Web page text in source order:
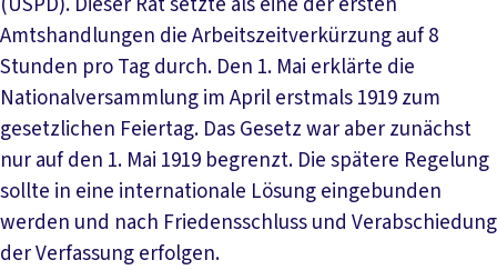
Amtshandlungen die Arbeitszeitverkürzung auf 8
Stunden pro Tag durch. Den 1. Mai erklärte die
Nationalversammlung im April erstmals 1919 zum
gesetzlichen Feiertag. Das Gesetz war aber zunächst
nur auf den 1. Mai 1919 begrenzt. Die spätere Regelung
sollte in eine internationale Lösung eingebunden
werden und nach Friedensschluss und Verabschiedung
der Verfassung erfolgen.